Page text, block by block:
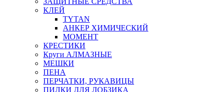
КЛЕЙ
TYTAN
АНКЕР ХИМИЧЕСКИЙ
МОМЕНТ
КРЕСТИКИ
Круги АЛМАЗНЫЕ
МЕШКИ
ПЕНА
ПЕРЧАТКИ, РУКАВИЦЫ
ПИЛКИ ДЛЯ ЛОБЗИКА